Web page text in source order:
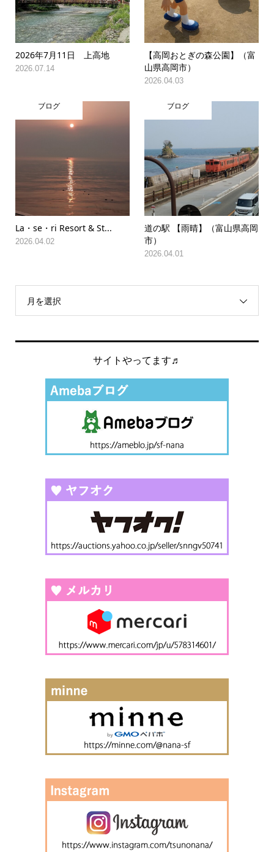
2026年7月11日 上高地
2026.07.14
【高岡おとぎの森公園】（富
山県高岡市）
2026.04.03
ブログ
La・se・ri Resort & St...
2026.04.02
ブログ
道の駅 【雨晴】（富山県高岡
市）
2026.04.01
月を選択
サイトやってます♬